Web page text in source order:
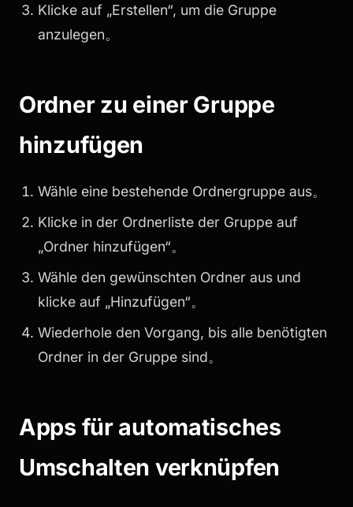
Klicke auf „Erstellen“, um die Gruppe
anzulegen。
Ordner zu einer Gruppe
hinzufügen
Wähle eine bestehende Ordnergruppe aus。
Klicke in der Ordnerliste der Gruppe auf
„Ordner hinzufügen“。
Wähle den gewünschten Ordner aus und
klicke auf „Hinzufügen“。
Wiederhole den Vorgang, bis alle benötigten
Ordner in der Gruppe sind。
Apps für automatisches
Umschalten verknüpfen